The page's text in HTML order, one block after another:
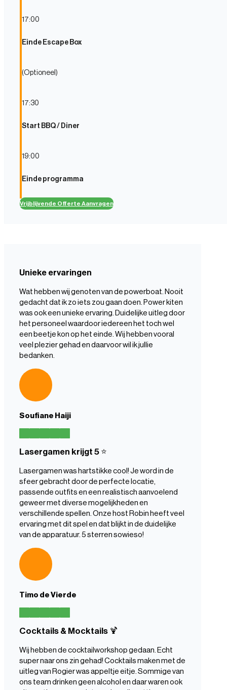
17:00
Einde Escape Box
(Optioneel)
17:30
Start BBQ / Diner
19:00
Einde programma
Vrijblijvende Offerte Aanvragen
Unieke ervaringen
Wat hebben wij genoten van de powerboat. Nooit
gedacht dat ik zo iets zou gaan doen. Power kiten
was ook een unieke ervaring. Duidelijke uitleg door
het personeel waardoor iedereen het toch wel
een beetje kon op het einde. Wij hebben vooral
veel plezier gehad en daarvoor wil ik jullie
bedanken.
Soufiane Haiji
Lasergamen krijgt 5 ⭐
Lasergamen was hartstikke cool! Je word in de
sfeer gebracht door de perfecte locatie,
passende outfits en een realistisch aanvoelend
geweer met diverse mogelijkheden en
verschillende spellen. Onze host Robin heeft veel
ervaring met dit spel en dat blijkt in de duidelijke
van de apparatuur. 5 sterren sowieso!
Timo de Vierde
Cocktails & Mocktails 🍹
Wij hebben de cocktailworkshop gedaan. Echt
super naar ons zin gehad! Cocktails maken met de
uitleg van Rogier was appeltje eitje. Sommige van
ons team drinken geen alcohol en daar waren ook